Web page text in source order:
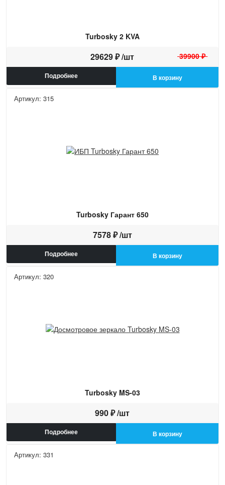
Turbosky 2 KVA
29629 ₽ /шт 39900 ₽
Подробнее В корзину
Артикул: 315
Turbosky Гарант 650
7578 ₽ /шт
Подробнее В корзину
Артикул: 320
Turbosky MS-03
990 ₽ /шт
Подробнее В корзину
Артикул: 331